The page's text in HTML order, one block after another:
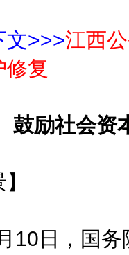
文>>>江西
复
鼓励社会资
日，国务